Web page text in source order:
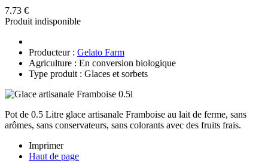
7.73 €
Produit indisponible
Producteur : Gelato Farm
Agriculture : En conversion biologique
Type produit : Glaces et sorbets
Pot de 0.5 Litre glace artisanale Framboise au lait de ferme, sans
arômes, sans conservateurs, sans colorants avec des fruits frais.
Imprimer
Haut de page